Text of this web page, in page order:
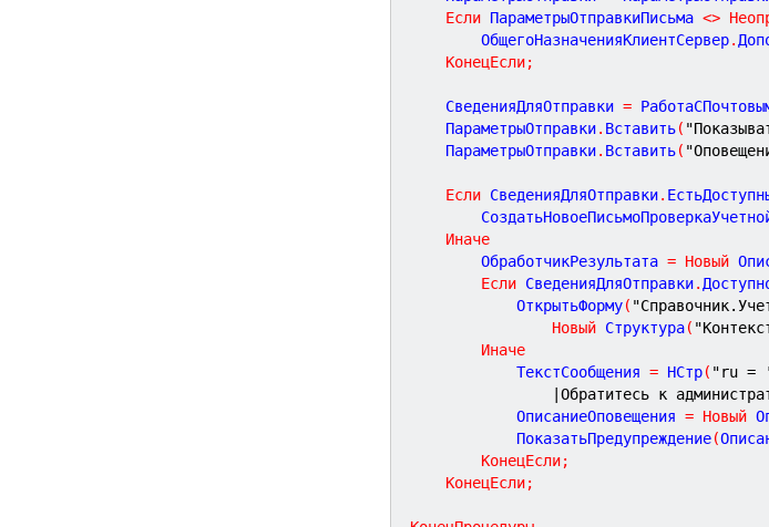
Если ПараметрыОтправкиПисьма <>
		ОбщегоНазначенияКлиентСервер
.
КонецЕсли;
	СведенияДляОтправки
=
	ПараметрыОтправки
. Вставить(
	ПараметрыОтправки
. Вставить(
Если СведенияДляОтправки.
Иначе
		ОбработчикРезультата
= Новый
Если СведенияДляОтправки.
			ОткрытьФорму
(
Новый Структура(
Иначе
			ТекстСообщения
= НСтр( "ru =
|Обратитесь к
			ОписаниеОповещения
= Новый
			ПоказатьПредупреждение
(
КонецЕсли;
КонецЕсли;